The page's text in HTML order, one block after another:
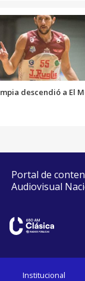
descendió a El
Portal de
Audiovisual
Institucional